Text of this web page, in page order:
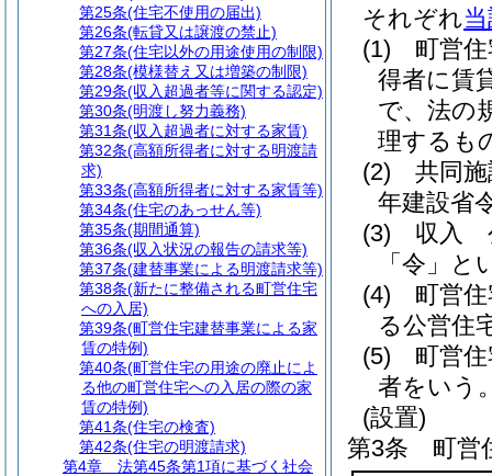
それぞれ
(1)
町営
得者に賃
で、法の
理するも
(2)
共同
年建設省
(3)
収入
「令」と
(4)
町営
る公営住
(5)
町営
者をいう
(設置)
第3条
町営
第25条(住宅不使用の届出)
第26条(転貸又は譲渡の禁止)
第27条(住宅以外の用途使用の制限)
第28条(模様替え又は増築の制限)
第29条(収入超過者等に関する認定)
第30条(明渡し努力義務)
第31条(収入超過者に対する家賃)
第32条(高額所得者に対する明渡請
求)
第33条(高額所得者に対する家賃等)
第34条(住宅のあっせん等)
第35条(期間通算)
第36条(収入状況の報告の請求等)
第37条(建替事業による明渡請求等)
第38条(新たに整備される町営住宅
への入居)
第39条(町営住宅建替事業による家
賃の特例)
第40条(町営住宅の用途の廃止によ
る他の町営住宅への入居の際の家
賃の特例)
第41条(住宅の検査)
第42条(住宅の明渡請求)
第4章
法第45条第1項に基づく社会